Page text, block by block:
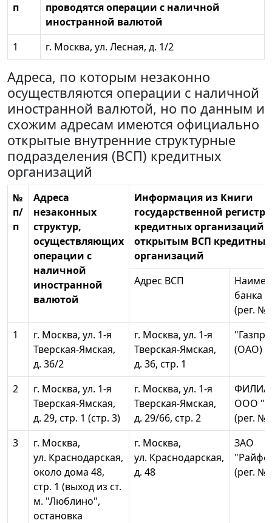
п
проводятся операции с наличной
иностранной валютой
1
г. Москва, ул. Лесная, д. 1/2
Адреса, по которым незаконно
осуществляются операции с наличной
иностранной валютой, но по данным и
схожим адресам имеются официально
открытые внутренние структурные
подразделения (ВСП) кредитных
организаций
№
п/
п
Адреса
незаконных
структур,
осуществляющих
операции с
наличной
иностранной
валютой
Информация из Книги
государственной
кредитных организаций
открытым ВСП кредитных
организаций
Адрес ВСП
банка
(рег. №
1
г. Москва, ул. 1-я
Тверская-Ямская,
д. 36/2
г. Москва, ул. 1-я
Тверская-Ямская,
д. 36, стр. 1
(ОАО)
2
г. Москва, ул. 1-я
Тверская-Ямская,
д. 29, стр. 1 (стр. 3)
г. Москва, ул. 1-я
Тверская-Ямская,
д. 29/66, стр. 2
ООО
(рег. №
3
г. Москва,
ул. Краснодарская,
около дома 48,
стр. 1 (выход из ст.
м. "Люблино",
остановка
г. Москва,
ул. Краснодарская,
д. 48
ЗАО
(рег. №